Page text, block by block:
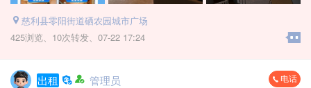
慈利县零阳街道硒农园城市广场
425浏览、 10次转发、 07-22 17:24
出租 管理员 电话